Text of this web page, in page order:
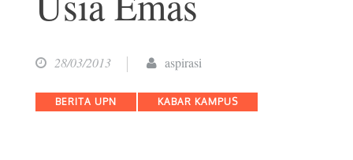
28/03/2013 aspirasi
Categories
BERITA UPN KABAR KAMPUS